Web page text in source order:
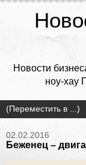
Новости
ноу-хау
02.02.2016
Беженец –